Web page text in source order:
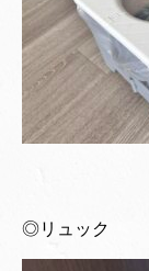
◎リュック